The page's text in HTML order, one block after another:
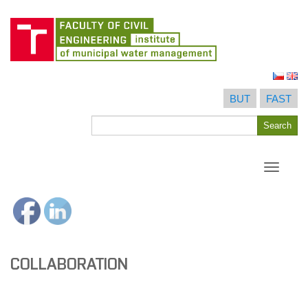
BUT
FAST
for
Search
Toggle
COLLABORATION